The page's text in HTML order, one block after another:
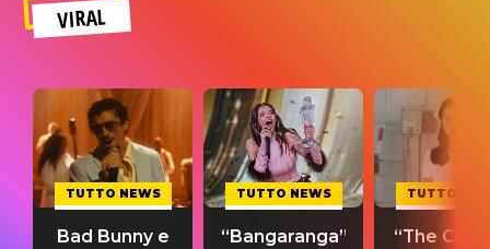
VIRAL
TUTTO NEWS
Bad Bunny e
TUTTO NEWS
“Bangaranga”
TUTTO
“The